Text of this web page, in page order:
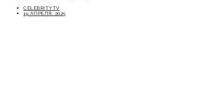
CELEBRITYTV
19 АПРЕЛЯ, 2025